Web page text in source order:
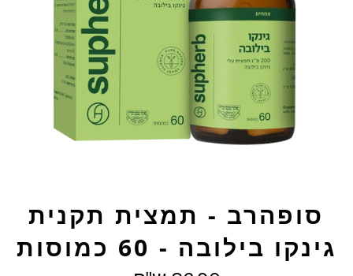
סופהרב - תמצית תקנית
גינקו בילובה - 60 כמוסות